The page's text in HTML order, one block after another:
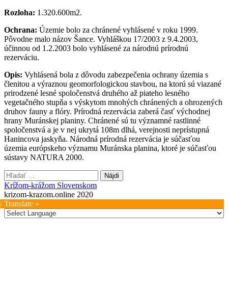
Rozloha: 1.320.600m2.
Ochrana: Územie bolo za chránené vyhlásené v roku 1999.
Pôvodne malo názov Šance. Vyhláškou 17/2003 z 9.4.2003,
účinnou od 1.2.2003 bolo vyhlásené za národnú prírodnú
rezerváciu.
Opis: Vyhlásená bola z dôvodu zabezpečenia ochrany územia s
členitou a výraznou geomorfologickou stavbou, na ktorú sú viazané
prirodzené lesné spoločenstvá druhého až piateho lesného
vegetačného stupňa s výskytom mnohých chránených a ohrozených
druhov fauny a flóry. Prírodná rezervácia zaberá časť východnej
hrany Muránskej planiny. Chránené sú tu významné rastlinné
spoločenstvá a je v nej ukrytá 108m dlhá, verejnosti neprístupná
Hanincova jaskyňa. Národná prírodná rezervácia je súčasťou
územia európskeho významu Muránska planina, ktoré je súčasťou
sústavy NATURA 2000.
Hľadať:
Krížom-krážom Slovenskom
krizom-krazom.online 2020
Translate »